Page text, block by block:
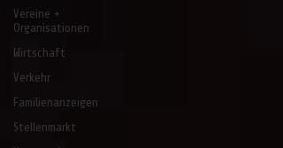
Vereine +
Organisationen
Wirtschaft
Verkehr
Familienanzeigen
Stellenmarkt